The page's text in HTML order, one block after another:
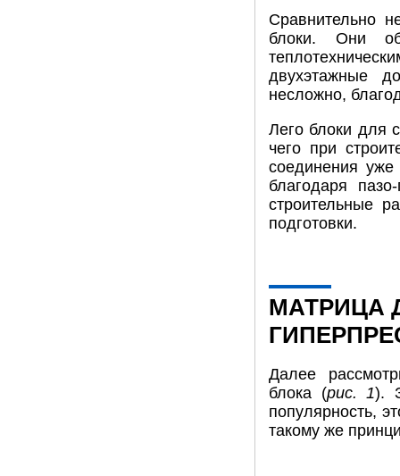
Сравнительно
блоки. Они
двухэтажные
несложно,
Лего блоки для
чего при
соединения уже
благодаря
строительные
подготовки.
МАТРИЦА
Далее
блока (рис. 1).
популярность,
такому же